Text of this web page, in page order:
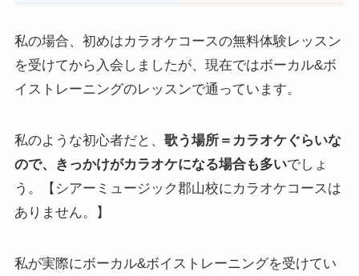
私の場合、初めはカラオケコースの無料体験レッスン
を受けてから入会しましたが、現在ではボーカル&ボ
イストレーニングのレッスンで通っています。
私のような初心者だと、 歌う場所＝カラオケぐらいな
ので、きっかけがカラオケになる場合も多いでしょ
う。【シアーミュージック郡山校にカラオケコースは
ありません。】
私が実際にボーカル&ボイストレーニングを受けてい